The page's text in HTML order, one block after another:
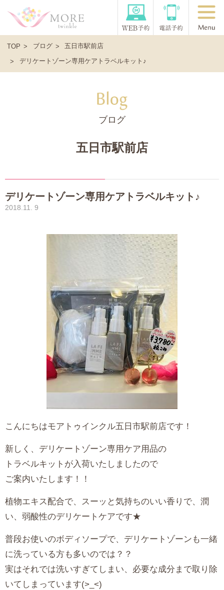
TOP ブログ 五日市駅前店
デリケートゾーン専用ケアトラベルキット♪
ブログ
五日市駅前店
デリケートゾーン専用ケアトラベルキット♪
2018.11. 9
こんにちはモアトゥインクル五日市駅前店です！
新しく、デリケートゾーン専用ケア用品の
トラベルキットが入荷いたしましたので
ご案内いたします！！
植物エキス配合で、スーッと気持ちのいい香りで、潤
い、弱酸性のデリケートケアです★
普段お使いのボディソープで、デリケートゾーンも一緒
に洗っている方も多いのでは？？
実はそれでは洗いすぎてしまい、必要な成分まで取り除
いてしまっています(>_<)